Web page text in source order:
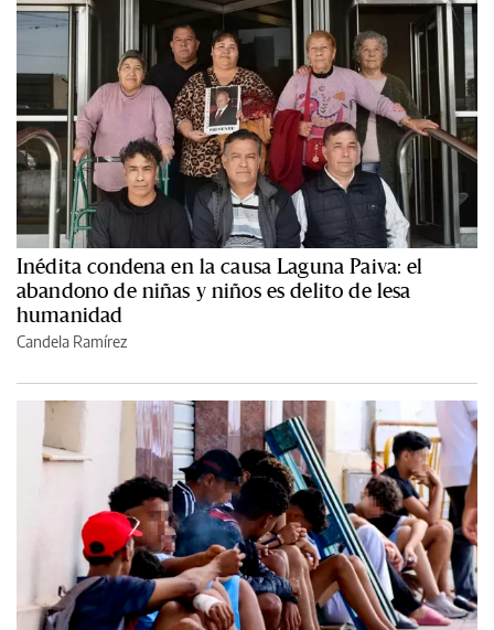
Inédita condena en la causa Laguna Paiva: el
abandono de niñas y niños es delito de lesa
humanidad
Candela Ramírez